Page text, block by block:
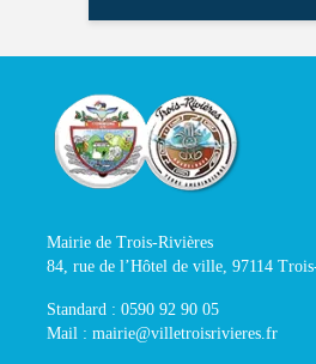
Mairie de Trois-Rivières
84, rue de l’Hôtel de ville, 97114
Standard : 0590 92 90 05
Mail : mairie@villetroisrivieres.fr